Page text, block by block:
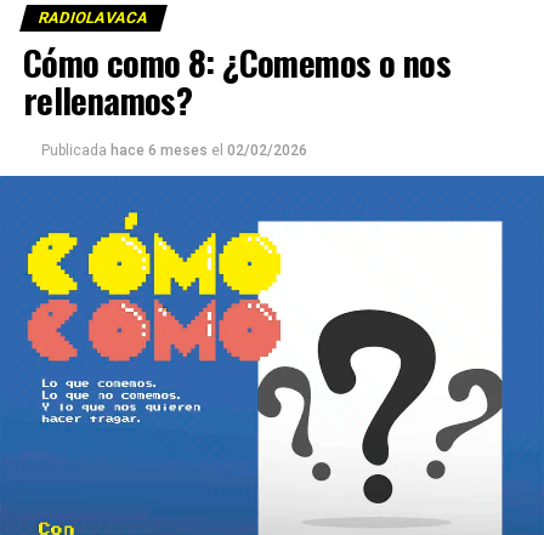
►
Capítulo IX: Datos en dólares, suelos drogados y un
homenaje
RADIOLAVACA
Cómo como 8: ¿Comemos o nos
rellenamos?
Publicada hace 6 meses el 02/02/2026